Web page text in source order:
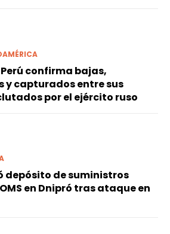
confirma bajas,
y capturados entre sus
por el ejército ruso
depósito de suministros
en Dnipró tras ataque en